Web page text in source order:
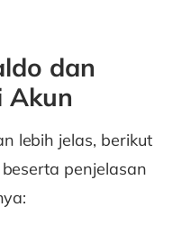
dan
Akun
lebih jelas, berikut
penjelasan